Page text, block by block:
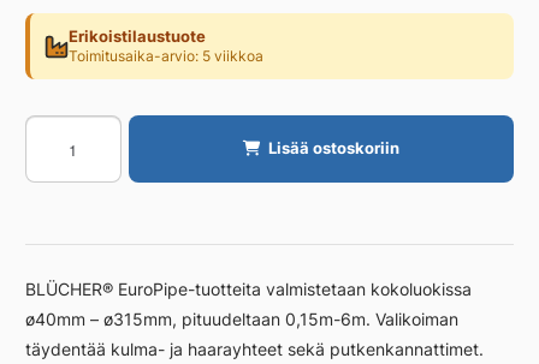
Erikoistilaustuote
Toimitusaika-arvio: 5 viikkoa
Muhviputki
BLÜCHER
EUROPIPE
Lisää ostoskoriin
BLÜCHER® EuroPipe-tuotteita valmistetaan kokoluokissa
ø40mm – ø315mm, pituudeltaan 0,15m-6m. Valikoiman
täydentää kulma- ja haarayhteet sekä putkenkannattimet.